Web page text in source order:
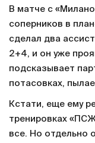
В матче с
соперников в
сделал два
2+4, и он уже
подсказывает
потасовках,
Кстати, еще ему
тренировках
все. Но отдельно